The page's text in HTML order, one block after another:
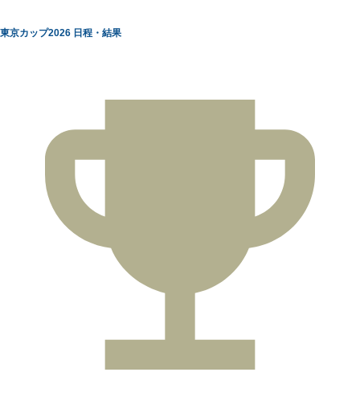
東京カップ2026 日程・結果